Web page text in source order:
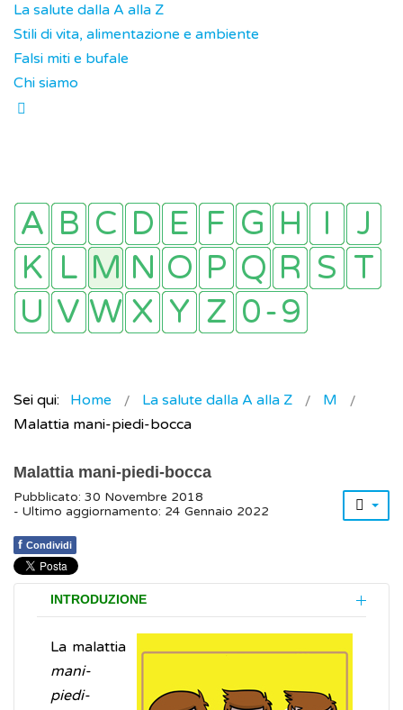
La salute dalla A alla Z
Stili di vita, alimentazione e ambiente
Falsi miti e bufale
Chi siamo
Sei qui: Home La salute dalla A alla Z
M
Malattia mani-piedi-bocca
Malattia mani-piedi-bocca
Pubblicato: 30 Novembre 2018
- Ultimo aggiornamento: 24 Gennaio 2022
f Condividi
INTRODUZIONE
La malattia
mani-
piedi-